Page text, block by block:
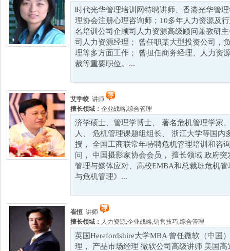
时代光华管理培训网特聘讲师、香港光华管
理协会注册心理咨询师；10多年人力资源及
名培训公司企顾司人力资源高级顾问兼教研
司人力资源经理； 曾任职某大型投资公司，
理等多方面工作； 曾担任商务经理、人力资
裁等重要职位。...
艾学蛟 讲师
擅长领域： 企业战略,综合管理
济学硕士、管理学博士、 著名危机管理学家
人、 危机管理课题组组长、 浙江大学等国内
授， 全国工商联常年特聘危机管理培训和咨
问， 中国摄影家协会会员， 擅长领域 政府
管理与媒体应对、高校EMBA和总裁班危机
与危机管理》...
崔恒 讲师
擅长领域： 人力资源,企业战略,销售技巧,综合管理
英国Herefordshire大学MBA 曾任微软（中国
理， 产品市场经理 微软公司高级讲师 美国